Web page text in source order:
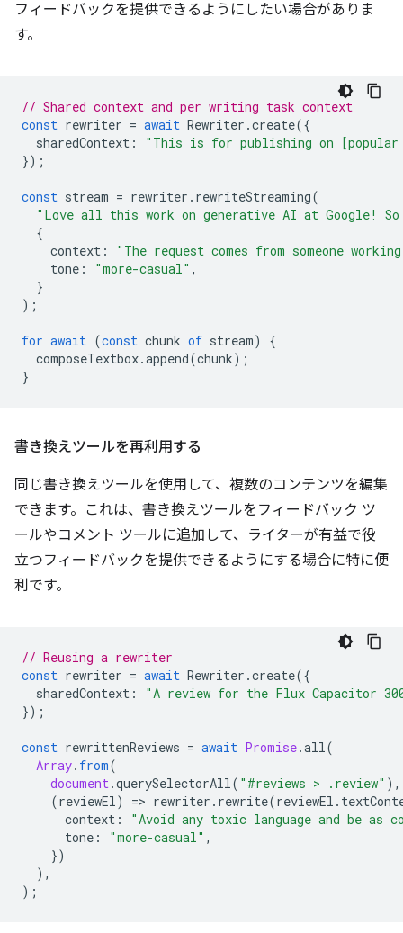
フィードバックを提供できるようにしたい場合がありま
す。
// Shared context and per writing task context
const rewriter = await Rewriter .create({
sharedContext :
"This is for publishing on [popular
});
const stream = rewriter . rewriteStreaming(
"Love all this work on generative AI at Google!
{
context :
"The request comes from someone
tone : "more-casual" ,
}
);
for await (const chunk of stream)
{
composeTextbox.append(chunk);
}
書き換えツールを再利用する
同じ書き換えツールを使用して、複数のコンテンツを編集
できます。これは、書き換えツールをフィードバック ツ
ールやコメント ツールに追加して、ライターが有益で役
立つフィードバックを提供できるようにする場合に特に便
利です。
// Reusing a rewriter
const rewriter = await Rewriter .create({
sharedContext :
"A review for the Flux Capacitor
});
const rewrittenReviews = await Promise.all(
Array. from(
document.querySelectorAll( "#reviews > .review" ),
(reviewEl) => rewriter . rewrite(reviewEl .
context :
"Avoid any toxic language and be as
tone : "more-casual" ,
})
),
);